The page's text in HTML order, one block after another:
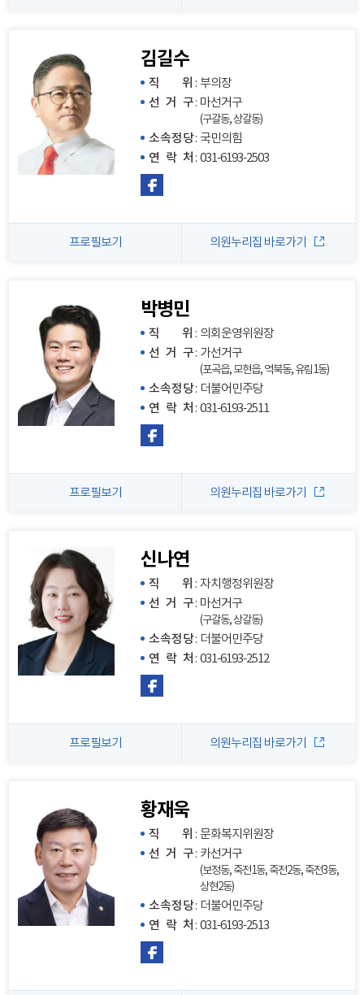
김길수
직 위
: 부의장
선 거 구: 마선거구
(구갈동, 상갈동)
소속정당: 국민의힘
연 락 처 : 031-6193-2503
프로필보기 의원누리집 바로가기
박병민
직 위
: 의회운영위원장
선 거 구: 가선거구
(포곡읍, 모현읍, 역북동, 유림1동)
소속정당: 더불어민주당
연 락 처 : 031-6193-2511
프로필보기 의원누리집 바로가기
신나연
직 위
: 자치행정위원장
선 거 구: 마선거구
(구갈동, 상갈동)
소속정당: 더불어민주당
연 락 처 : 031-6193-2512
프로필보기 의원누리집 바로가기
황재욱
직 위
: 문화복지위원장
선 거 구: 카선거구
(보정동, 죽전1동, 죽전2동, 죽전3동,
상현2동)
소속정당: 더불어민주당
연 락 처 : 031-6193-2513